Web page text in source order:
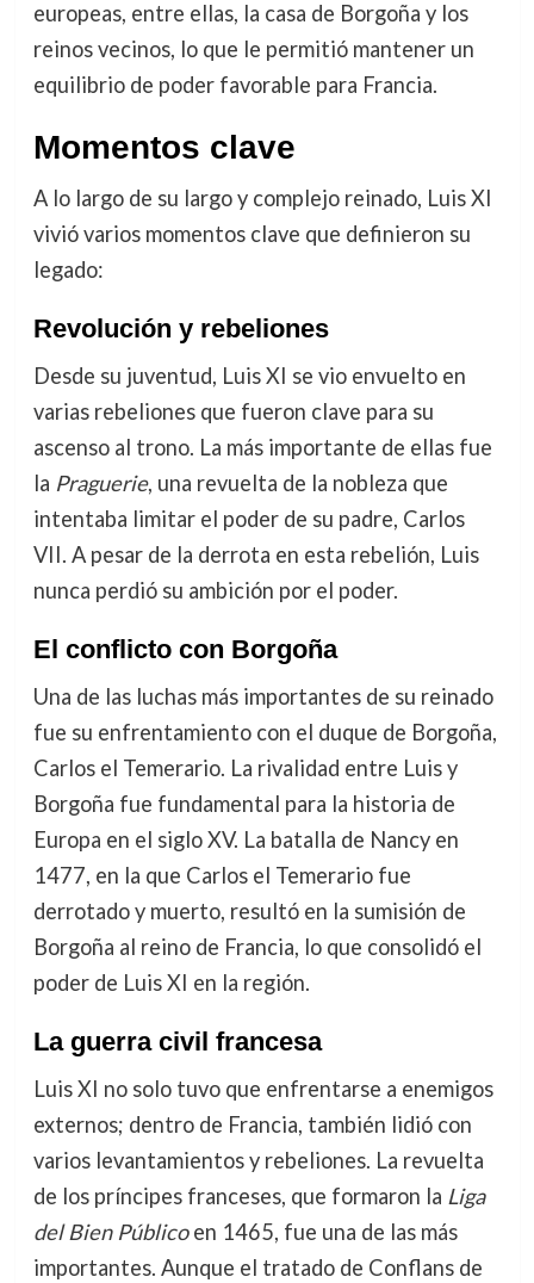
europeas, entre ellas, la casa de Borgoña y los
reinos vecinos, lo que le permitió mantener un
equilibrio de poder favorable para Francia.
Momentos clave
A lo largo de su largo y complejo reinado, Luis XI
vivió varios momentos clave que definieron su
legado:
Revolución y rebeliones
Desde su juventud, Luis XI se vio envuelto en
varias rebeliones que fueron clave para su
ascenso al trono. La más importante de ellas fue
la Praguerie, una revuelta de la nobleza que
intentaba limitar el poder de su padre, Carlos
VII. A pesar de la derrota en esta rebelión, Luis
nunca perdió su ambición por el poder.
El conflicto con Borgoña
Una de las luchas más importantes de su reinado
fue su enfrentamiento con el duque de Borgoña,
Carlos el Temerario. La rivalidad entre Luis y
Borgoña fue fundamental para la historia de
Europa en el siglo XV. La batalla de Nancy en
1477, en la que Carlos el Temerario fue
derrotado y muerto, resultó en la sumisión de
Borgoña al reino de Francia, lo que consolidó el
poder de Luis XI en la región.
La guerra civil francesa
Luis XI no solo tuvo que enfrentarse a enemigos
externos; dentro de Francia, también lidió con
varios levantamientos y rebeliones. La revuelta
de los príncipes franceses, que formaron la Liga
del Bien Públicoen 1465, fue una de las más
importantes. Aunque el tratado de Conflans de